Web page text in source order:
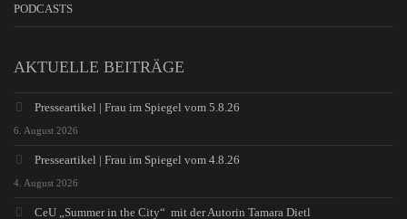
PODCASTS
AKTUELLE BEITRÄGE
Presseartikel | Frau im Spiegel vom 5.8.26
6. August 2026
Presseartikel | Frau im Spiegel vom 4.8.26
4. August 2026
CeU „Summer in the City“ mit der Autorin Tamara Dietl